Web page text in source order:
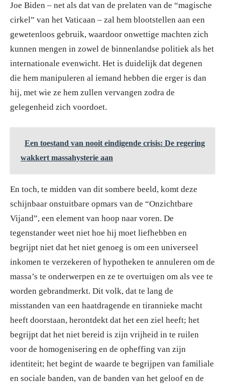
Joe Biden – net als dat van de prelaten van de “magische
cirkel” van het Vaticaan – zal hem blootstellen aan een
gewetenloos gebruik, waardoor onwettige machten zich
kunnen mengen in zowel de binnenlandse politiek als het
internationale evenwicht. Het is duidelijk dat degenen
die hem manipuleren al iemand hebben die erger is dan
hij, met wie ze hem zullen vervangen zodra de
gelegenheid zich voordoet.
Een toestand van nooit eindigende crisis: De regering
wakkert massahysterie aan
En toch, te midden van dit sombere beeld, komt deze
schijnbaar onstuitbare opmars van de “Onzichtbare
Vijand”, een element van hoop naar voren. De
tegenstander weet niet hoe hij moet liefhebben en
begrijpt niet dat het niet genoeg is om een universeel
inkomen te verzekeren of hypotheken te annuleren om de
massa’s te onderwerpen en ze te overtuigen om als vee te
worden gebrandmerkt. Dit volk, dat te lang de
misstanden van een haatdragende en tirannieke macht
heeft doorstaan, herontdekt dat het een ziel heeft; het
begrijpt dat het niet bereid is zijn vrijheid in te ruilen
voor de homogenisering en de opheffing van zijn
identiteit; het begint de waarde te begrijpen van familiale
en sociale banden, van de banden van het geloof en de